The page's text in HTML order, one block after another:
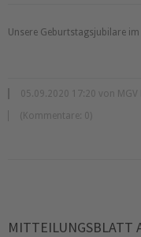
Unsere Geburtstagsjubilare
05.09.2020 17:20 von
(Kommentare: 0)
MITTEILUNGSBLATT